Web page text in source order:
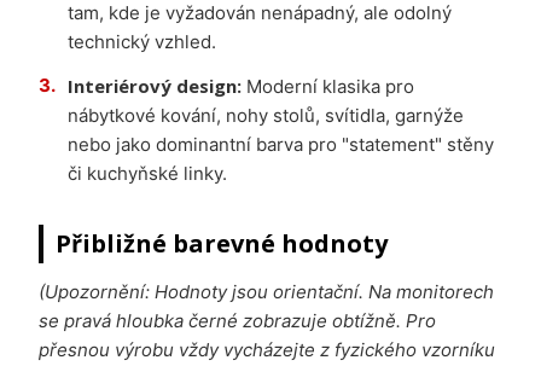
tam, kde je vyžadován nenápadný, ale odolný
technický vzhled.
Interiérový design: Moderní klasika pro
nábytkové kování, nohy stolů, svítidla, garnýže
nebo jako dominantní barva pro "statement" stěny
či kuchyňské linky.
Přibližné barevné hodnoty
(Upozornění: Hodnoty jsou orientační. Na monitorech
se pravá hloubka černé zobrazuje obtížně. Pro
přesnou výrobu vždy vycházejte z fyzického vzorníku